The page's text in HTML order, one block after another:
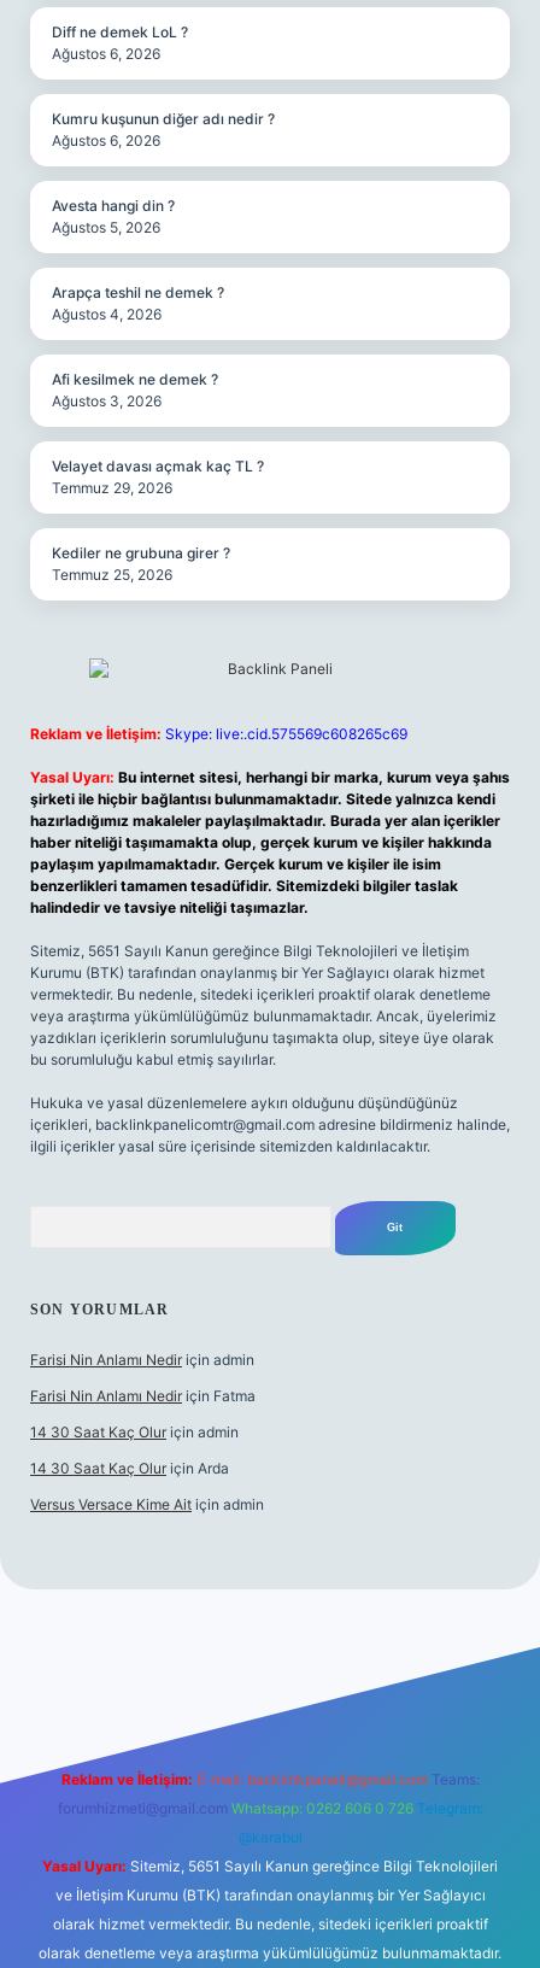
Diff ne demek LoL ?
Ağustos 6, 2026
Kumru kuşunun diğer adı nedir ?
Ağustos 6, 2026
Avesta hangi din ?
Ağustos 5, 2026
Arapça teshil ne demek ?
Ağustos 4, 2026
Afi kesilmek ne demek ?
Ağustos 3, 2026
Velayet davası açmak kaç TL ?
Temmuz 29, 2026
Kediler ne grubuna girer ?
Temmuz 25, 2026
Reklam ve İletişim: Skype: live:.cid.575569c608265c69
Yasal Uyarı: Bu internet sitesi, herhangi bir marka, kurum veya şahıs
şirketi ile hiçbir bağlantısı bulunmamaktadır. Sitede yalnızca kendi
hazırladığımız makaleler paylaşılmaktadır. Burada yer alan içerikler
haber niteliği taşımamakta olup, gerçek kurum ve kişiler hakkında
paylaşım yapılmamaktadır. Gerçek kurum ve kişiler ile isim
benzerlikleri tamamen tesadüfidir. Sitemizdeki bilgiler taslak
halindedir ve tavsiye niteliği taşımazlar.
Sitemiz, 5651 Sayılı Kanun gereğince Bilgi Teknolojileri ve İletişim
Kurumu (BTK) tarafından onaylanmış bir Yer Sağlayıcı olarak hizmet
vermektedir. Bu nedenle, sitedeki içerikleri proaktif olarak denetleme
veya araştırma yükümlülüğümüz bulunmamaktadır. Ancak, üyelerimiz
yazdıkları içeriklerin sorumluluğunu taşımakta olup, siteye üye olarak
bu sorumluluğu kabul etmiş sayılırlar.
Hukuka ve yasal düzenlemelere aykırı olduğunu düşündüğünüz
içerikleri, backlinkpanelicomtr@gmail.com adresine bildirmeniz halinde,
ilgili içerikler yasal süre içerisinde sitemizden kaldırılacaktır.
SON YORUMLAR
Farisi Nin Anlamı Nedir için admin
Farisi Nin Anlamı Nedir için Fatma
14 30 Saat Kaç Olur için admin
14 30 Saat Kaç Olur için Arda
Versus Versace Kime Ait için admin
Reklam ve İletişim: E-mail: backlinkpaneli@gmail.com Teams:
forumhizmeti@gmail.com Whatsapp: 0262 606 0 726 Telegram:
@karabul
Yasal Uyarı: Sitemiz, 5651 Sayılı Kanun gereğince Bilgi Teknolojileri
ve İletişim Kurumu (BTK) tarafından onaylanmış bir Yer Sağlayıcı
olarak hizmet vermektedir. Bu nedenle, sitedeki içerikleri proaktif
olarak denetleme veya araştırma yükümlülüğümüz bulunmamaktadır.